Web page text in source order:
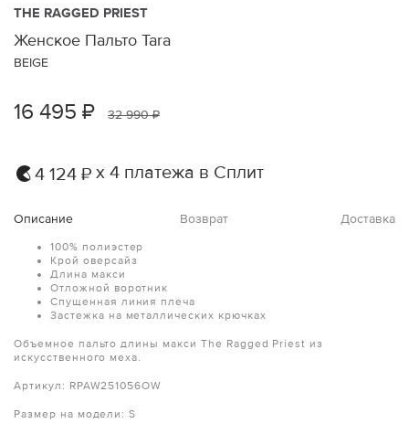
THE RAGGED PRIEST
Женское Пальто Tara
BEIGE
16 495 ₽ 32 990 ₽
4 124 ₽ х 4 платежа в Сплит
Описание Возврат Доставка
100% полиэстер
Крой оверсайз
Длина макси
Отложной воротник
Спущенная линия плеча
Застежка на металлических крючках
Объемное пальто длины макси The Ragged Priest из
искусственного меха.
Артикул: RPAW251056OW
Размер на модели: S